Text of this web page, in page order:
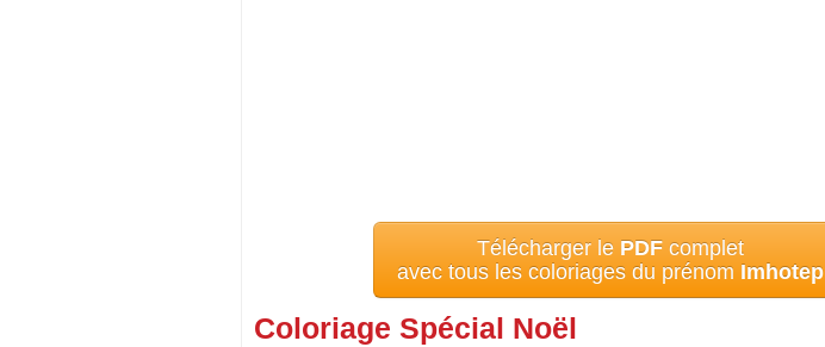
Télécharger le PDF complet
avec tous les coloriages du prénom Imhotep
Coloriage Spécial Noël